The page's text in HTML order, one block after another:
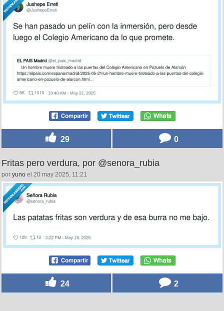
29 0
Fritas pero verdura, por @senora_rubia
por yuno el 20 may 2025, 11:21
24 2